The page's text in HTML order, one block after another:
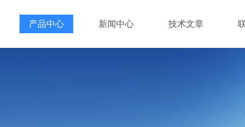
产品中心 新闻中心 技术文章